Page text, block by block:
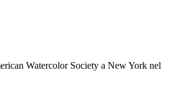
Watercolor Society a New York nel